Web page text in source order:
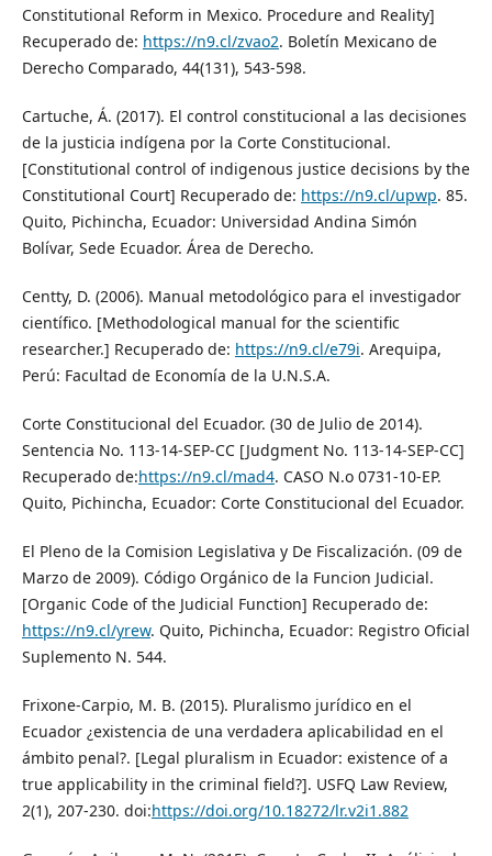
Constitutional Reform in Mexico. Procedure and Reality]
Recuperado de: https://n9.cl/zvao2. Boletín Mexicano de
Derecho Comparado, 44(131), 543-598.
Cartuche, Á. (2017). El control constitucional a las decisiones
de la justicia indígena por la Corte Constitucional.
[Constitutional control of indigenous justice decisions by the
Constitutional Court] Recuperado de: https://n9.cl/upwp. 85.
Quito, Pichincha, Ecuador: Universidad Andina Simón
Bolívar, Sede Ecuador. Área de Derecho.
Centty, D. (2006). Manual metodológico para el investigador
científico. [Methodological manual for the scientific
researcher.] Recuperado de: https://n9.cl/e79i. Arequipa,
Perú: Facultad de Economía de la U.N.S.A.
Corte Constitucional del Ecuador. (30 de Julio de 2014).
Sentencia No. 113-14-SEP-CC [Judgment No. 113-14-SEP-CC]
Recuperado de:https://n9.cl/mad4. CASO N.o 0731-10-EP.
Quito, Pichincha, Ecuador: Corte Constitucional del Ecuador.
El Pleno de la Comision Legislativa y De Fiscalización. (09 de
Marzo de 2009). Código Orgánico de la Funcion Judicial.
[Organic Code of the Judicial Function] Recuperado de:
https://n9.cl/yrew. Quito, Pichincha, Ecuador: Registro Oficial
Suplemento N. 544.
Frixone-Carpio, M. B. (2015). Pluralismo jurídico en el
Ecuador ¿existencia de una verdadera aplicabilidad en el
ámbito penal?. [Legal pluralism in Ecuador: existence of a
true applicability in the criminal field?]. USFQ Law Review,
2(1), 207-230. doi:https://doi.org/10.18272/lr.v2i1.882